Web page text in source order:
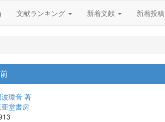
文献ランキング 新着文献 新着投稿
瓊音 著
堂書房